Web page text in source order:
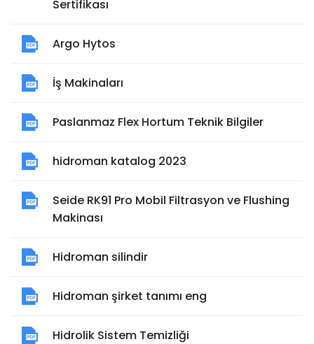
Sertifikası
Argo Hytos
İş Makinaları
Paslanmaz Flex Hortum Teknik Bilgiler
hidroman katalog 2023
Seide RK91 Pro Mobil Filtrasyon ve Flushing
Makinası
Hidroman silindir
Hidroman şirket tanımı eng
Hidrolik Sistem Temizliği